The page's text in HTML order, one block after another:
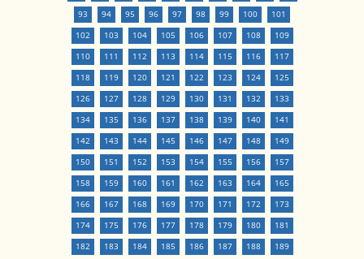
93
94 95 96 97 98 99 100
101
102
103 104 105 106 107 108
109
110
111 112 113 114 115 116
117
118
119 120 121 122 123 124
125
126
127 128 129 130 131 132
133
134
135 136 137 138 139 140
141
142
143 144 145 146 147 148
149
150
151 152 153 154 155 156
157
158
159 160 161 162 163 164
165
166
167 168 169 170 171 172
173
174
175 176 177 178 179 180
181
182
183 184 185 186 187 188
189